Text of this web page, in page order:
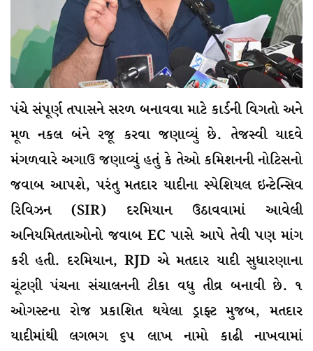
પંચે સંપૂર્ણ તપાસને સરળ બનાવવા માટે કાર્ડની વિગતો અને
મૂળ નકલ બંને રજૂ કરવા જણાવ્યું છે. તેજસ્વી યાદવે
મંગળવારે અગાઉ જણાવ્યું હતું કે તેઓ કમિશનની નોટિસનો
જવાબ આપશે, પરંતુ મતદાર યાદીના સ્પેશિયલ ઇન્ટેન્સિવ
રિવિઝન (SIR) દરમિયાન ઉઠાવવામાં આવેલી
અનિયમિતતાઓનો જવાબ EC પાસે આપે તેવી પણ માંગ
કરી હતી. દરમિયાન, RJD એ મતદાર યાદી સુધારણાના
ચૂંટણી પંચના સંચાલનની ટીકા વધુ તીવ્ર બનાવી છે. ૧
ઓગસ્ટના રોજ પ્રકાશિત થયેલા ડ્રાફ્ટ મુજબ, મતદાર
યાદીમાંથી લગભગ ૬૫ લાખ નામો કાઢી નાખવામાં